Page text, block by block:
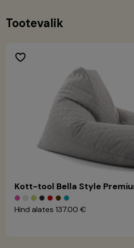
Tootevalik
Kott-tool Bella Style
Hind alates 137.00 €